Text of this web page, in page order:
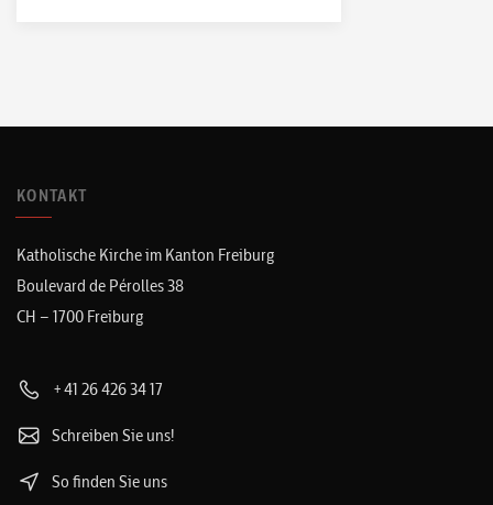
KONTAKT
Katholische Kirche im Kanton Freiburg
Boulevard de Pérolles 38
CH – 1700 Freiburg
+41 26 426 34 17
Schreiben Sie uns!
So finden Sie uns